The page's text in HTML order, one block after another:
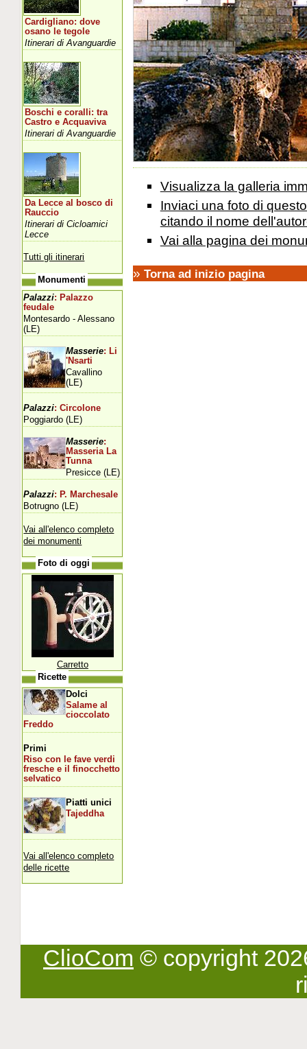
Visualizza la galleria
Inviaci una foto di
citando il nome
Vai alla pagina dei
» Torna ad inizio pagina
Cardigliano: dove
osano le tegole
Itinerari di Avanguardie
Boschi e coralli: tra
Castro e Acquaviva
Itinerari di Avanguardie
Da Lecce al bosco di
Rauccio
Itinerari di Cicloamici
Lecce
Tutti gli itinerari
Monumenti
Palazzi: Palazzo
feudale
Montesardo - Alessano
(LE)
Masserie: Li
'Nsarti
Cavallino
(LE)
Palazzi: Circolone
Poggiardo (LE)
Masserie:
Masseria La
Tunna
Presicce (LE)
Palazzi: P. Marchesale
Botrugno (LE)
Vai all'elenco completo
dei monumenti
Foto di oggi
Carretto
Ricette
Dolci
Salame al
cioccolato
Freddo
Primi
Riso con le fave verdi
fresche e il finocchetto
selvatico
Piatti unici
Tajeddha
Vai all'elenco completo
delle ricette
ClioCom © copyright